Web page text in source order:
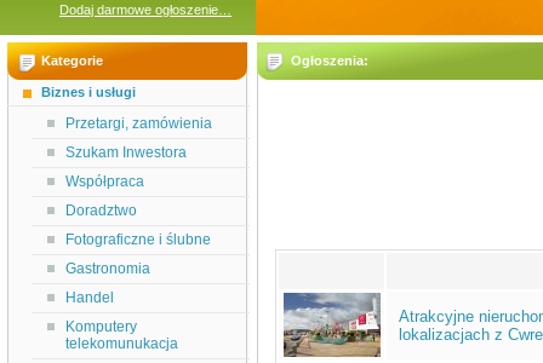
Dodaj darmowe ogłoszenie…
Kategorie
Biznes i usługi
Przetargi, zamówienia
Szukam Inwestora
Współpraca
Doradztwo
Fotograficzne i ślubne
Gastronomia
Handel
Komputery
telekomunukacja
Ogłoszenia:
Atrakcyjne
lokalizacjach z